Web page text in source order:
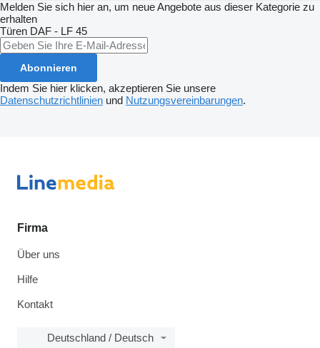
Melden Sie sich hier an, um neue Angebote aus dieser Kategorie zu
erhalten
Türen DAF - LF 45
Abonnieren
Indem Sie hier klicken, akzeptieren Sie unsere
Datenschutzrichtlinien und Nutzungsvereinbarungen.
Firma
Über uns
Hilfe
Kontakt
Deutschland / Deutsch